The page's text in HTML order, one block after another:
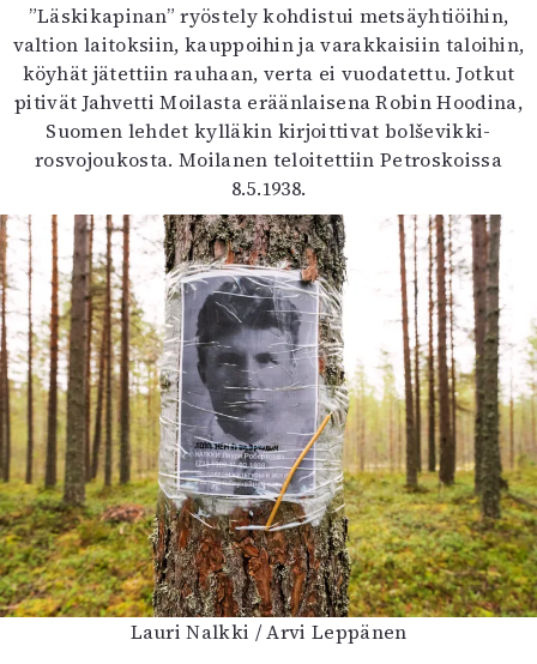
”Läskikapinan” ryöstely kohdistui metsäyhtiöihin,
valtion laitoksiin, kauppoihin ja varakkaisiin taloihin,
köyhät jätettiin rauhaan, verta ei vuodatettu. Jotkut
pitivät Jahvetti Moilasta eräänlaisena Robin Hoodina,
Suomen lehdet kylläkin kirjoittivat bolševikki-
rosvojoukosta. Moilanen teloitettiin Petroskoissa
8.5.1938.
Lauri Nalkki / Arvi Leppänen